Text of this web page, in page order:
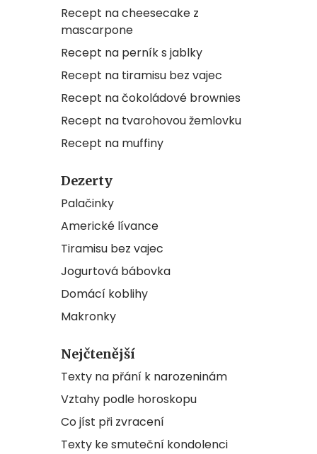
Recept na cheesecake z
mascarpone
Recept na perník s jablky
Recept na tiramisu bez vajec
Recept na čokoládové brownies
Recept na tvarohovou žemlovku
Recept na muffiny
Dezerty
Palačinky
Americké lívance
Tiramisu bez vajec
Jogurtová bábovka
Domácí koblihy
Makronky
Nejčtenější
Texty na přání k narozeninám
Vztahy podle horoskopu
Co jíst při zvracení
Texty ke smuteční kondolenci